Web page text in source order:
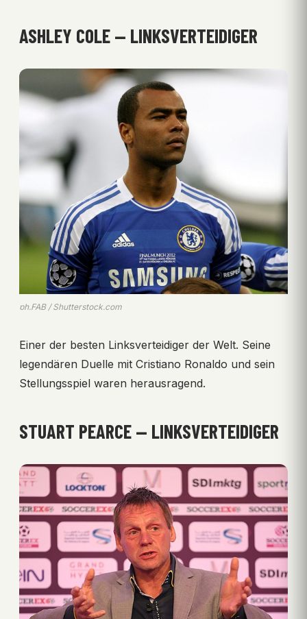
ASHLEY COLE — LINKSVERTEIDIGER
ph.FAB / Shutterstock.com
Einer der besten Linksverteidiger der Welt. Seine
legendären Duelle mit Cristiano Ronaldo und sein
Stellungsspiel waren herausragend.
STUART PEARCE — LINKSVERTEIDIGER